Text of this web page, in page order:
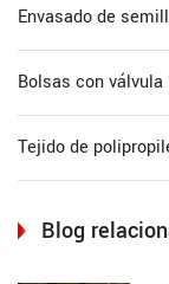
Envasado de
Bolsas con válvula
Tejido de
Blog